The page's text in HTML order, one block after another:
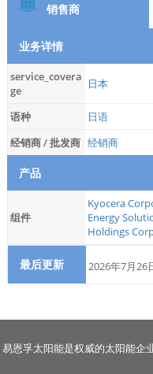
销售商
业务详情
service_covera
ge
日本
语种
日语
经销商 / 批发商 经销商
产品
组件
Kyocera
Energy
Holdings
最后更新 2026年7月26
易恩孚太阳能是权威的太阳能企